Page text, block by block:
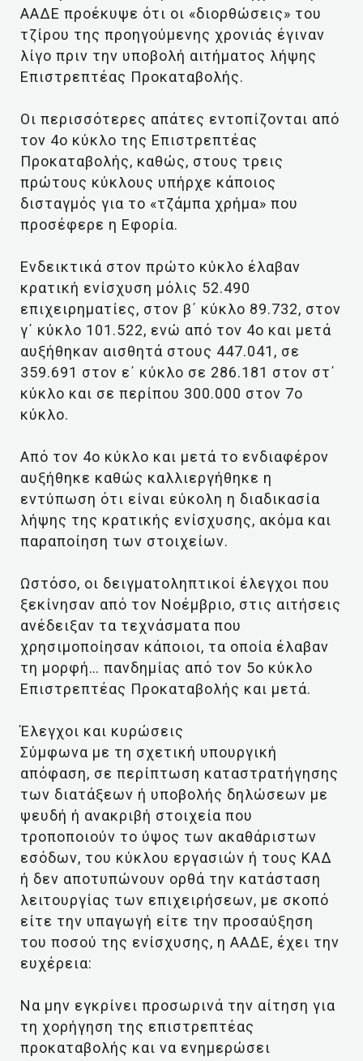
ΑΑΔΕ προέκυψε ότι οι «διορθώσεις» του
τζίρου της προηγούμενης χρονιάς έγιναν
λίγο πριν την υποβολή αιτήματος λήψης
Επιστρεπτέας Προκαταβολής.
Οι περισσότερες απάτες εντοπίζονται από
τον 4ο κύκλο της Επιστρεπτέας
Προκαταβολής, καθώς, στους τρεις
πρώτους κύκλους υπήρχε κάποιος
δισταγμός για το «τζάμπα χρήμα» που
προσέφερε η Εφορία.
Ενδεικτικά στον πρώτο κύκλο έλαβαν
κρατική ενίσχυση μόλις 52.490
επιχειρηματίες, στον β΄ κύκλο 89.732, στον
γ΄ κύκλο 101.522, ενώ από τον 4ο και μετά
αυξήθηκαν αισθητά στους 447.041, σε
359.691 στον ε΄ κύκλο σε 286.181 στον στ΄
κύκλο και σε περίπου 300.000 στον 7ο
κύκλο.
Από τον 4ο κύκλο και μετά το ενδιαφέρον
αυξήθηκε καθώς καλλιεργήθηκε η
εντύπωση ότι είναι εύκολη η διαδικασία
λήψης της κρατικής ενίσχυσης, ακόμα και
παραποίηση των στοιχείων.
Ωστόσο, οι δειγματοληπτικοί έλεγχοι που
ξεκίνησαν από τον Νοέμβριο, στις αιτήσεις
ανέδειξαν τα τεχνάσματα που
χρησιμοποίησαν κάποιοι, τα οποία έλαβαν
τη μορφή… πανδημίας από τον 5ο κύκλο
Επιστρεπτέας Προκαταβολής και μετά.
Έλεγχοι και κυρώσεις
Σύμφωνα με τη σχετική υπουργική
απόφαση, σε περίπτωση καταστρατήγησης
των διατάξεων ή υποβολής δηλώσεων με
ψευδή ή ανακριβή στοιχεία που
τροποποιούν το ύψος των ακαθάριστων
εσόδων, του κύκλου εργασιών ή τους ΚΑΔ
ή δεν αποτυπώνουν ορθά την κατάσταση
λειτουργίας των επιχειρήσεων, με σκοπό
είτε την υπαγωγή είτε την προσαύξηση
του ποσού της ενίσχυσης, η ΑΑΔΕ, έχει την
ευχέρεια:
Να μην εγκρίνει προσωρινά την αίτηση για
τη χορήγηση της επιστρεπτέας
προκαταβολής και να ενημερώσει